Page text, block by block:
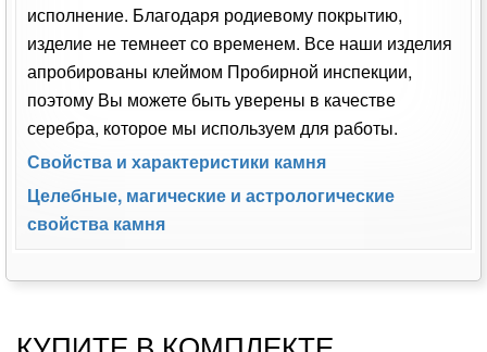
исполнение. Благодаря родиевому покрытию,
изделие не темнеет со временем. Все наши изделия
апробированы клеймом Пробирной инспекции,
поэтому Вы можете быть уверены в качестве
серебра, которое мы используем для работы.
Свойства и характеристики камня
Целебные, магические и астрологические
свойства камня